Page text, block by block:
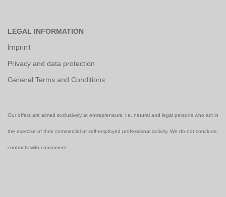
LEGAL INFORMATION
Imprint
Privacy and data protection
General Terms and Conditions
Our offers are aimed exclusively at entrepreneurs, i.e. natural and legal persons who act in
the exercise of their commercial or self-employed professional activity. We do not conclude
contracts with consumers.